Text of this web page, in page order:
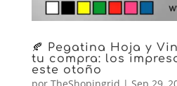
🍂 Pegatina Hoja y
tu compra: los
este otoño